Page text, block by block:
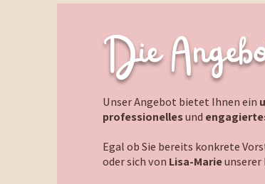
Die
Unser Angebot bietet Ihnen ein
professionellesund
Egal ob Sie bereits konkrete
oder sich von Lisa-Marieunserer